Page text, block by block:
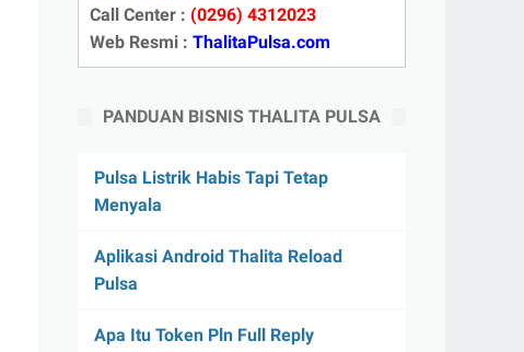
Call Center : (0296) 4312023
Web Resmi : ThalitaPulsa.com
PANDUAN BISNIS THALITA PULSA
Pulsa Listrik Habis Tapi Tetap
Menyala
Aplikasi Android Thalita Reload
Pulsa
Apa Itu Token Pln Full Reply